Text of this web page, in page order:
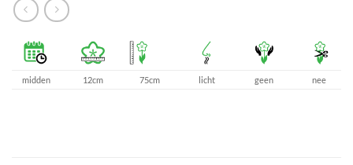
midden 12cm 75cm licht geen nee